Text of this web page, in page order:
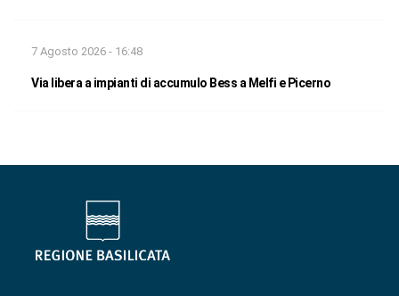
7 Agosto 2026 - 16:48
Via libera a impianti di accumulo Bess a Melfi e Picerno